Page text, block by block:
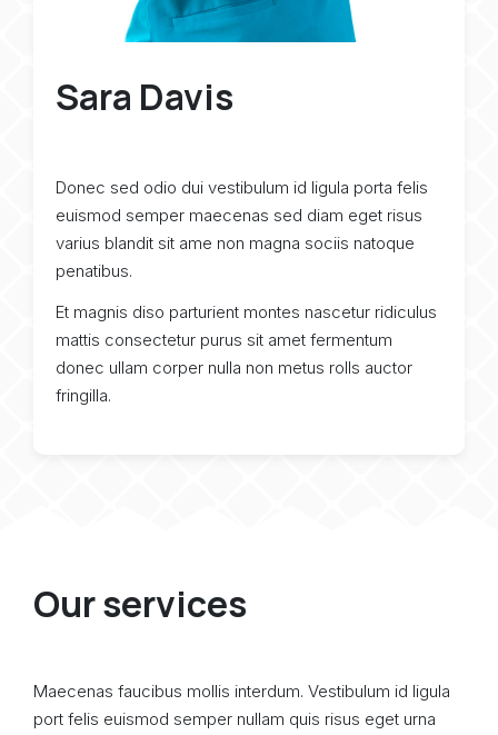
Sara Davis
Donec sed odio dui vestibulum id ligula porta felis
euismod semper maecenas sed diam eget risus
varius blandit sit ame non magna sociis natoque
penatibus.
Et magnis diso parturient montes nascetur ridiculus
mattis consectetur purus sit amet fermentum
donec ullam corper nulla non metus rolls auctor
fringilla.
Our services
Maecenas faucibus mollis interdum. Vestibulum id ligula
port felis euismod semper nullam quis risus eget urna